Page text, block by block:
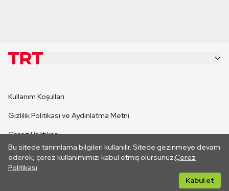
Bu sitede tanımlama bilgileri kullanılır. Sitede gezinmeye devam
ederek, çerez kullanımımızı kabul etmiş olursunuz.Çerez
Politikası
Kabul et
CANLI YAYINLAR
Kullanım Koşulları
Gizlilik Politikası ve Aydınlatma Metni
Çerez Politikası
İletişim
Her hakkı saklıdır. ©2026 TRT. Bağlantı yoluyla gidilen dış